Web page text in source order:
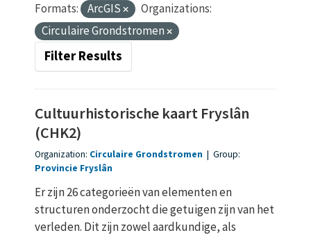
Formats: ArcGIS
Organizations:
Circulaire Grondstromen
Filter Results
Cultuurhistorische kaart Fryslân
(CHK2)
Organization: Circulaire Grondstromen | Group:
Provincie Fryslân
Er zijn 26 categorieën van elementen en
structuren onderzocht die getuigen zijn van het
verleden. Dit zijn zowel aardkundige, als